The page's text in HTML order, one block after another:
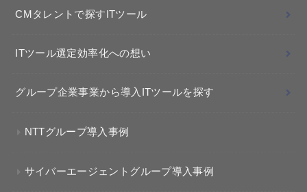
CMタレントで探すITツール
ITツール選定効率化への想い
グループ企業事業から導入ITツールを探す
NTTグループ導入事例
サイバーエージェントグループ導入事例